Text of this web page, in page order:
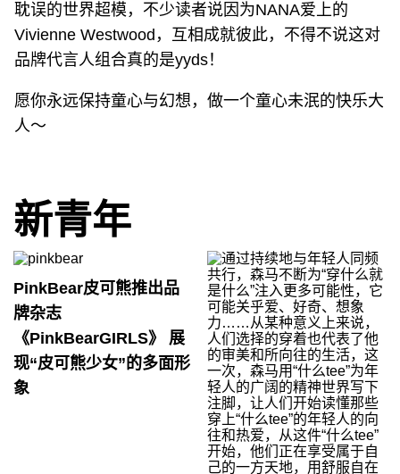
耽误的世界超模，不少读者说因为NANA爱上的
Vivienne Westwood，互相成就彼此，不得不说这对
品牌代言人组合真的是yyds！
愿你永远保持童心与幻想，做一个童心未泯的快乐大
人～
新青年
PinkBear皮可熊推出品
牌杂志
《PinkBearGIRLS》 展
现“皮可熊少女”的多面形
象